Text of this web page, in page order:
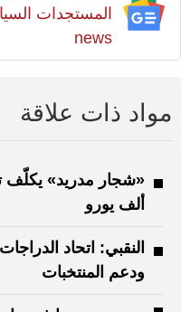
news
مواد ذات علاقة
ألف يورو
النقبي: اتحاد
ودعم المنتخبات